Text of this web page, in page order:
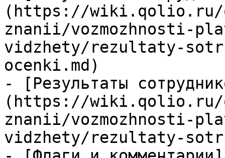
(https://wiki.qolio.ru/
znanii/vozmozhnosti-
vidzhety/rezultaty-
ocenki.md)
- [Результаты
(https://wiki.qolio.ru/
znanii/vozmozhnosti-
vidzhety/rezultaty-